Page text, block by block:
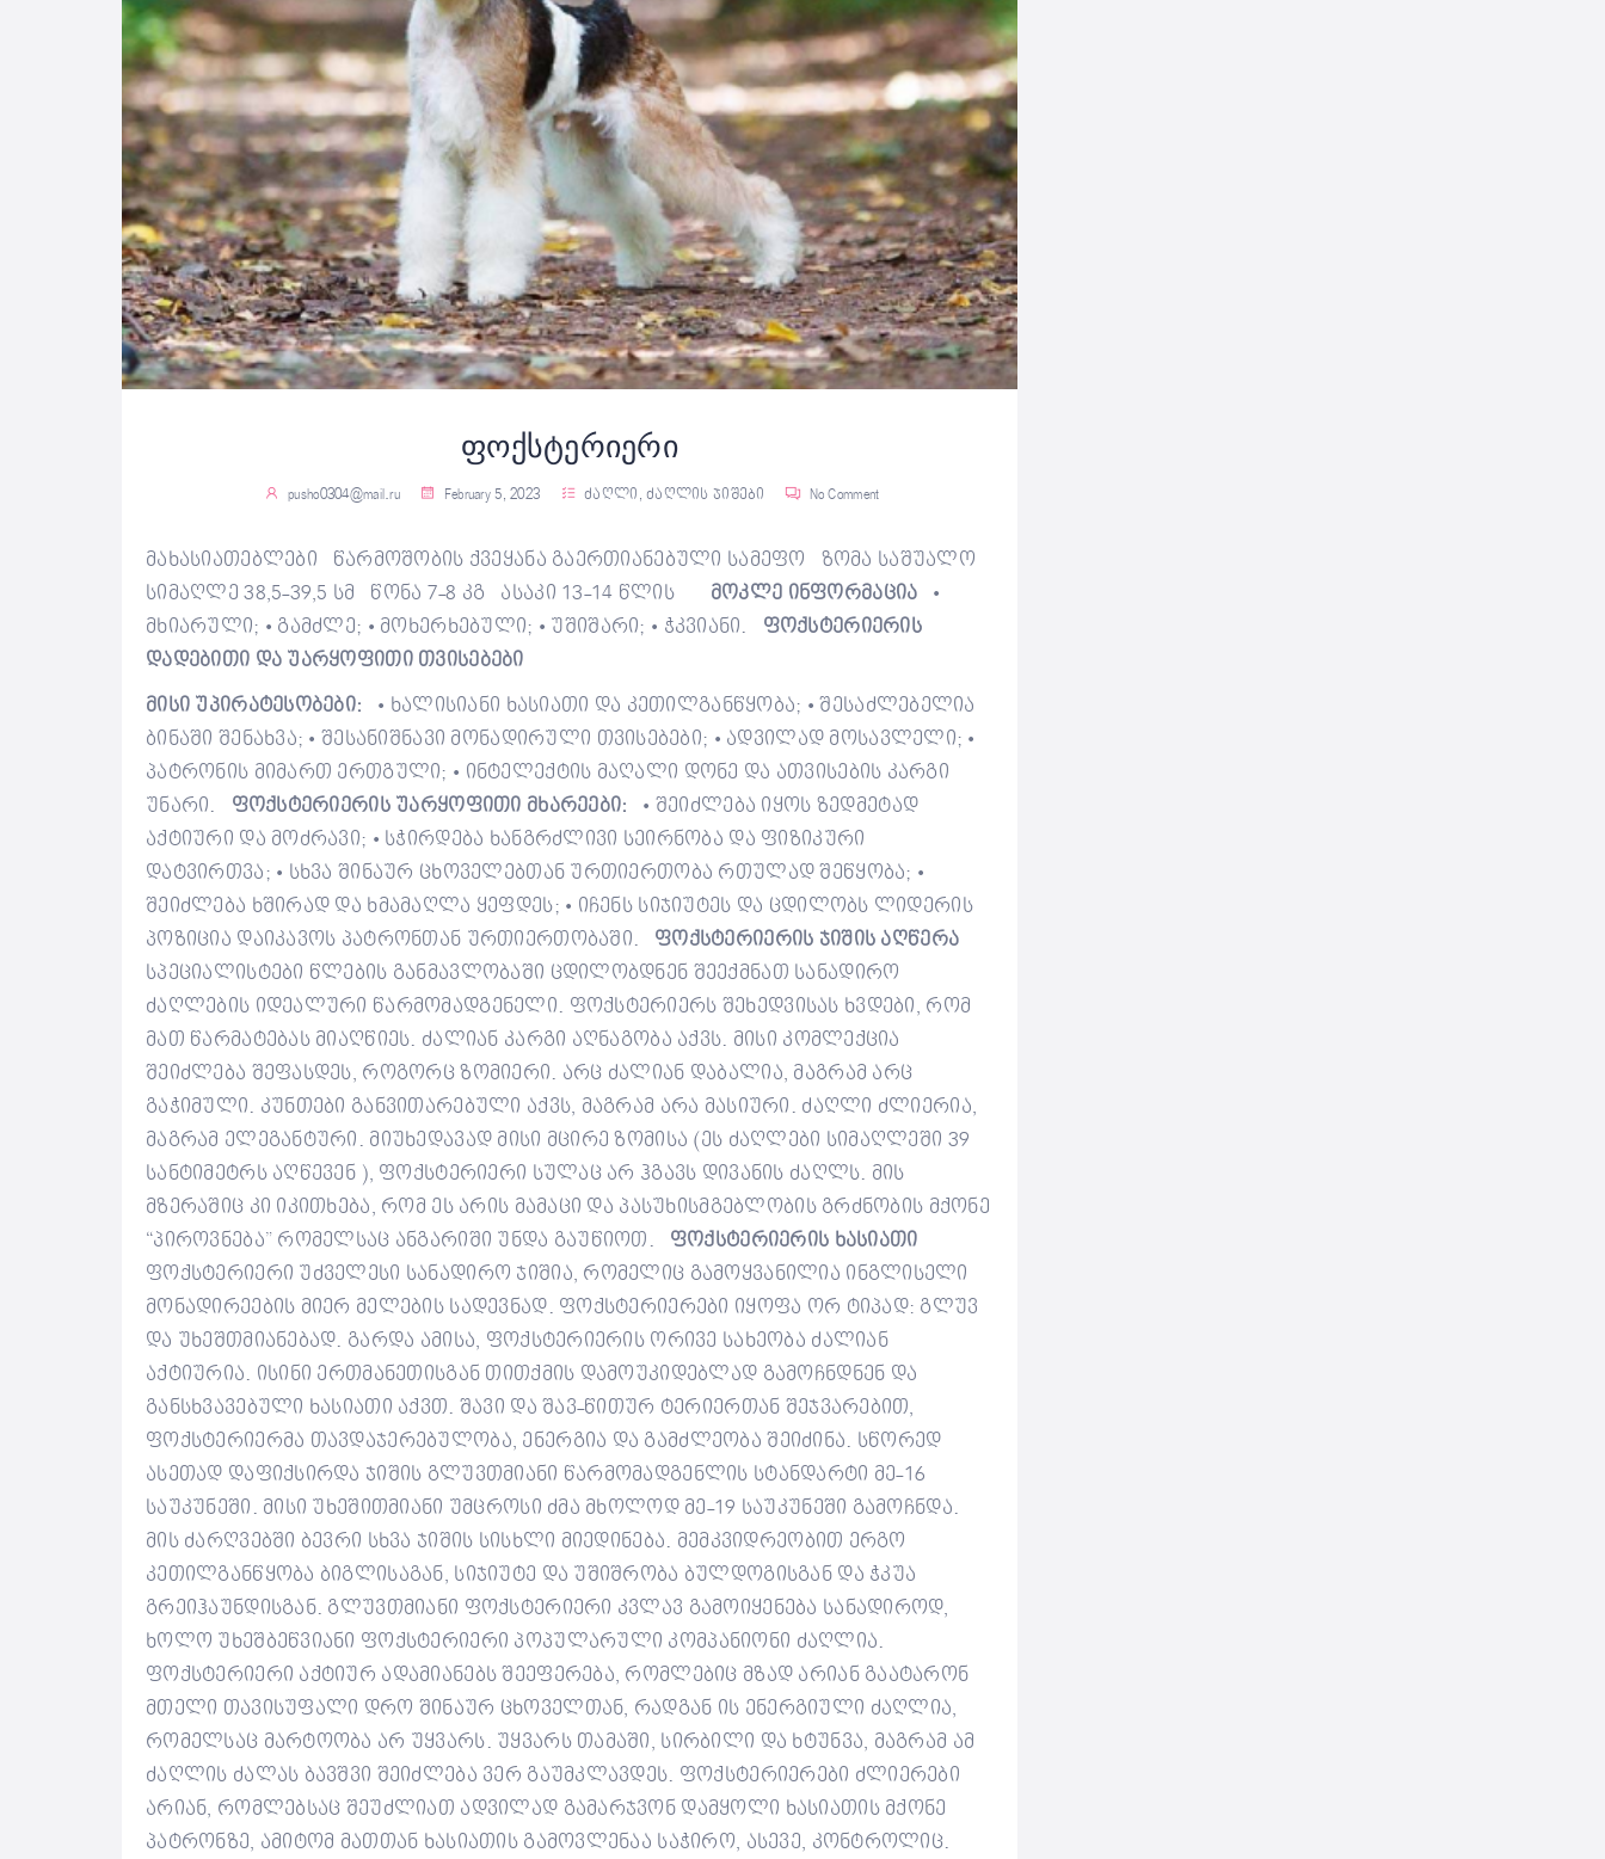
ფოქსტერიერი
pusho0304@mail.ru February 5, 2023 ძაღლი ,ძაღლის ჯიშები No Comment
მახასიათებლები წარმოშობის ქვეყანა გაერთიანებული სამეფო ზომა საშუალო
სიმაღლე 38,5-39,5 სმ წონა 7-8 კგ ასაკი 13-14 წლის მოკლე ინფორმაცია •
მხიარული; • გამძლე; • მოხერხებული; • უშიშარი; • ჭკვიანი.
ფოქსტერიერის
დადებითი და უარყოფითი თვისებები
მისი უპირატესობები: • ხალისიანი ხასიათი და კეთილგანწყობა; •შესაძლებელია
ბინაში შენახვა; •შესანიშნავი მონადირული თვისებები; • ადვილად მოსავლელი; •
პატრონის მიმართ ერთგული; • ინტელექტის მაღალი დონე და ათვისების კარგი
უნარი.
ფოქსტერიერის უარყოფითი მხარეები: • შეიძლება იყოს ზედმეტად
აქტიური და მოძრავი; • სჭირდება ხანგრძლივი სეირნობა და ფიზიკური
დატვირთვა; • სხვა შინაურ ცხოველებთან ურთიერთობა რთულად შეწყობა; •
შეიძლება ხშირად და ხმამაღლა ყეფდეს; • იჩენს სიჯიუტეს და ცდილობს ლიდერის
პოზიცია დაიკავოს პატრონთან ურთიერთობაში.
ფოქსტერიერის ჯიშის აღწერა
სპეციალისტები წლების განმავლობაში ცდილობდნენ შეექმნათ სანადირო
ძაღლების იდეალური წარმომადგენელი. ფოქსტერიერს შეხედვისას ხვდები, რომ
მათ წარმატებას მიაღწიეს. ძალიან კარგი აღნაგობა აქვს. მისი კომლექცია
შეიძლება შეფასდეს, როგორც ზომიერი. არც ძალიან დაბალია, მაგრამ არც
გაჭიმული. კუნთები განვითარებული აქვს, მაგრამ არა მასიური. ძაღლი ძლიერია,
მაგრამ ელეგანტური. მიუხედავად მისი მცირე ზომისა (ეს ძაღლები სიმაღლეში 39
სანტიმეტრს აღწევენ ), ფოქსტერიერი სულაც არ ჰგავს დივანის ძაღლს. მის
მზერაშიც კი იკითხება, რომ ეს არის მამაცი და პასუხისმგებლობის გრძნობის მქონე
“პიროვნება” რომელსაც ანგარიში უნდა გაუწიოთ.
ფოქსტერიერის ხასიათი
ფოქსტერიერი უძველესი სანადირო ჯიშია, რომელიც გამოყვანილია ინგლისელი
მონადირეების მიერ მელების სადევნად. ფოქსტერიერები იყოფა ორ ტიპად: გლუვ
და უხეშთმიანებად. გარდა ამისა, ფოქსტერიერის ორივე სახეობა ძალიან
აქტიურია. ისინი ერთმანეთისგან თითქმის დამოუკიდებლად გამოჩნდნენ და
განსხვავებული ხასიათი აქვთ. შავი და შავ-წითურ ტერიერთან შეჯვარებით,
ფოქსტერიერმა თავდაჯერებულობა, ენერგია და გამძლეობა შეიძინა. სწორედ
ასეთად დაფიქსირდა ჯიშის გლუვთმიანი წარმომადგენლის სტანდარტი მე-16
საუკუნეში. მისი უხეშითმიანი უმცროსი ძმა მხოლოდ მე-19 საუკუნეში გამოჩნდა.
მის ძარღვებში ბევრი სხვა ჯიშის სისხლი მიედინება. მემკვიდრეობით ერგო
კეთილგანწყობა ბიგლისაგან, სიჯიუტე და უშიშრობა ბულდოგისგან და ჭკუა
გრეიჰაუნდისგან. გლუვთმიანი ფოქსტერიერი კვლავ გამოიყენება სანადიროდ,
ხოლო უხეშბეწვიანი ფოქსტერიერი პოპულარული კომპანიონი ძაღლია.
ფოქსტერიერი აქტიურ ადამიანებს შეეფერება, რომლებიც მზად არიან გაატარონ
მთელი თავისუფალი დრო შინაურ ცხოველთან, რადგან ის ენერგიული ძაღლია,
რომელსაც მარტოობა არ უყვარს. უყვარს თამაში, სირბილი და ხტუნვა, მაგრამ ამ
ძაღლის ძალას ბავშვი შეიძლება ვერ გაუმკლავდეს. ფოქსტერიერები ძლიერები
არიან, რომლებსაც შეუძლიათ ადვილად გამარჯვონ დამყოლი ხასიათის მქონე
პატრონზე, ამიტომ მათთან ხასიათის გამოვლენაა საჭირო, ასევე, კონტროლიც.